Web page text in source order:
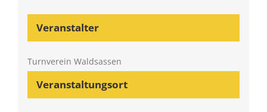
Veranstaltungsort
Veranstalter
Turnverein Waldsassen